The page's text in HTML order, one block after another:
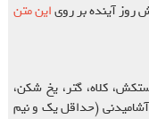
آینده بر رویاین متن
کلاه، گتر، یخ شکن،
(حداقل یک و نیم